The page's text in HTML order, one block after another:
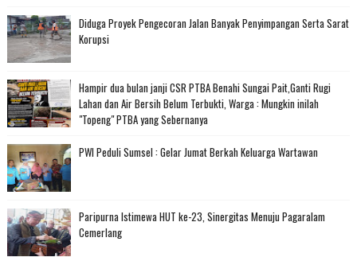
Diduga Proyek Pengecoran Jalan Banyak Penyimpangan Serta Sarat
Korupsi
Hampir dua bulan janji CSR PTBA Benahi Sungai Pait,Ganti Rugi
Lahan dan Air Bersih Belum Terbukti, Warga : Mungkin inilah
"Topeng" PTBA yang Sebernanya
PWI Peduli Sumsel : Gelar Jumat Berkah Keluarga Wartawan
Paripurna Istimewa HUT ke-23, Sinergitas Menuju Pagaralam
Cemerlang